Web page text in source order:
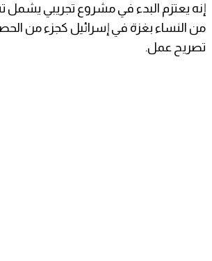
إنه يعتزم البدء في مشروع تجريبي
تصريح عمل.